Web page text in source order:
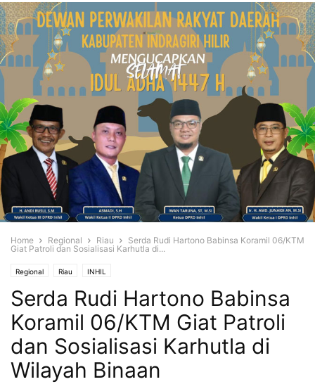
Home Regional Riau
Serda Rudi Hartono Babinsa Koramil 06/KTM
Giat Patroli dan Sosialisasi Karhutla di...
Regional Riau INHIL
Serda Rudi Hartono Babinsa
Koramil 06/KTM Giat Patroli
dan Sosialisasi Karhutla di
Wilayah Binaan